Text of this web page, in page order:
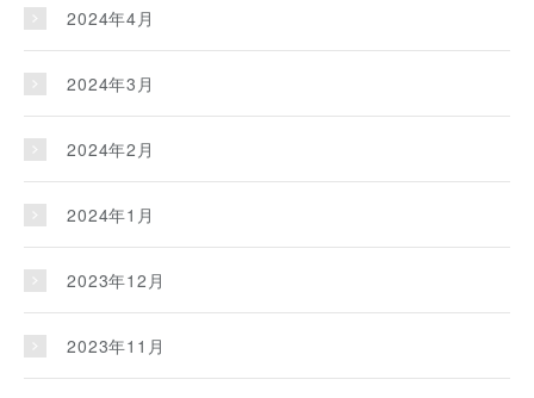
2024年4月
2024年3月
2024年2月
2024年1月
2023年12月
2023年11月